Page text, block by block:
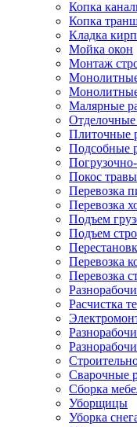
Копка
Копка
Кладка
Мойка окон
Монтаж
Малярные
Плиточные
Подсобные
Покос травы
Перевозка
Перевозка
Подъем
Подъем
Перевозка
Перевозка
Расчистка
Сварочные
Сборка
Уборщицы
Уборка